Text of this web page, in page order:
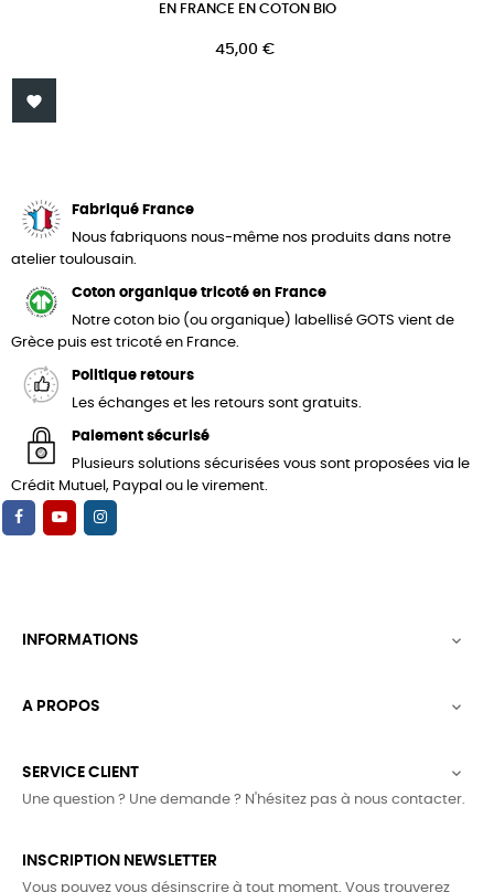
EN FRANCE EN COTON BIO
Prix
45,00 €

Fabriqué France
Nous fabriquons nous-même nos produits dans notre
atelier toulousain.
Coton organique tricoté en France
Notre coton bio (ou organique) labellisé GOTS vient de
Grèce puis est tricoté en France.
Politique retours
Les échanges et les retours sont gratuits.
Paiement sécurisé
Plusieurs solutions sécurisées vous sont proposées via le
Crédit Mutuel, Paypal ou le virement.
INFORMATIONS 
A PROPOS 
SERVICE CLIENT 
Une question ? Une demande ? N'hésitez pas à nous contacter.
INSCRIPTION NEWSLETTER
Vous pouvez vous désinscrire à tout moment. Vous trouverez